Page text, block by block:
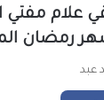
علام مفتي
رمضان المبارك
عبد